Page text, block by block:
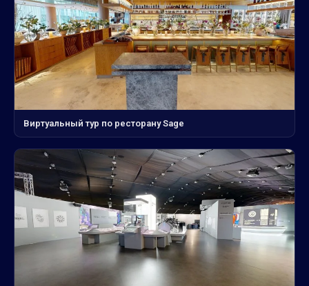
Виртуальный тур по ресторану Sage